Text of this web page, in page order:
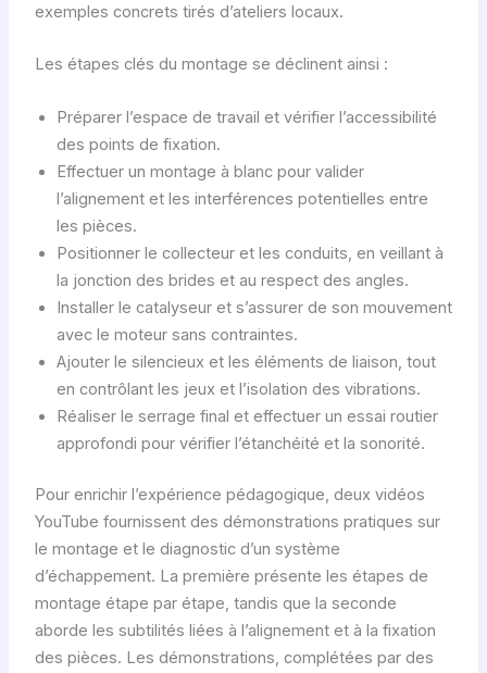
exemples concrets tirés d’ateliers locaux.
Les étapes clés du montage se déclinent ainsi :
Préparer l’espace de travail et vérifier l’accessibilité
des points de fixation.
Effectuer un montage à blanc pour valider
l’alignement et les interférences potentielles entre
les pièces.
Positionner le collecteur et les conduits, en veillant à
la jonction des brides et au respect des angles.
Installer le catalyseur et s’assurer de son mouvement
avec le moteur sans contraintes.
Ajouter le silencieux et les éléments de liaison, tout
en contrôlant les jeux et l’isolation des vibrations.
Réaliser le serrage final et effectuer un essai routier
approfondi pour vérifier l’étanchéité et la sonorité.
Pour enrichir l’expérience pédagogique, deux vidéos
YouTube fournissent des démonstrations pratiques sur
le montage et le diagnostic d’un système
d’échappement. La première présente les étapes de
montage étape par étape, tandis que la seconde
aborde les subtilités liées à l’alignement et à la fixation
des pièces. Les démonstrations, complétées par des